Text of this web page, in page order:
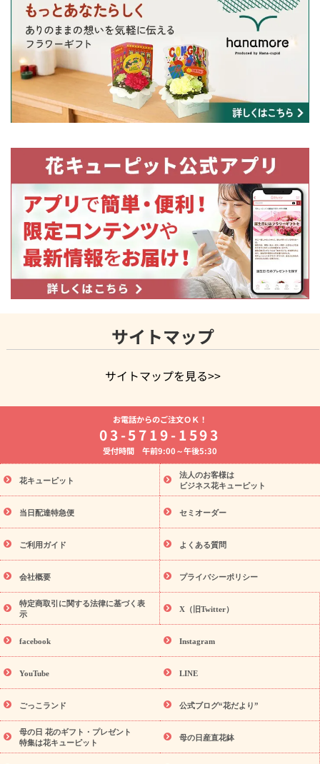
サイトマップ
サイトマップを見る>>
よく贈られる花
お祝いの花特集
誕生日フラワーギフト特集
8月の誕生花(トルコキキョウ)
開店・開業祝い
お供え・お悔やみ お供え・お悔やみの花
通夜・葬儀に贈る花 胡蝶蘭・花鉢
ーブドフラワー
季節のイベント
ひまわり ギフト・プレゼント
特集
お盆 花（新盆・初盆） 季節のイベント
お盆 花（新
盆・初盆）
お盆 花（新盆・初盆）
お盆・お供え 花とセットギ
フト
お盆・お供え プリザーブドフラワー
ひまわり ギフト・プ
レゼント特集
夏の花贈り・お中元・暑中見舞い 花のギフト特集
敬老の日におくる花ギフト・プレゼント特集
花ギフト・プレゼント特集
敬老の日 花のおすすめランキング
敬
老の日 花鉢植えのギフト・プレゼント特集
敬老の日 花とセットギ
フト・プレゼント特集
敬老の日の花 全てのギフト一覧
キャン
ペーン
映画『ウォーターガーディアンズ』コラボキャンペーン
「きょう誕生日なんです」キャンペーン
誕生日の花を探す
誕生日フラワーギフト 誕生日フラワーギフト特集
(トルコキキョウ)
9月の誕生花(リンドウ)
ら探す
お祝いの花特集 当日配達特急便 お祝い商品一覧
念日
結婚祝い 出産祝い 退院祝い・快気祝い
寿祝い
プチギフト ペットのお祝いフラワー
お電話からのご注文ＯＫ！
03-5719-1593
受付時間 午前9:00～午後5:30
花キューピット
法人のお客様は
ビジネス花キューピット
当日配達特急便 セミオーダー
ご利用ガイド よくある質問
会社概要 プライバシーポリシー
特定商取引に関する法律に基づく表
示
X（旧Twitter）
facebook Instagram
YouTube LINE
ごっこランド 公式ブログ“花だより”
母の日 花のギフト・プレゼント
特集は花キューピット
母の日産直花鉢